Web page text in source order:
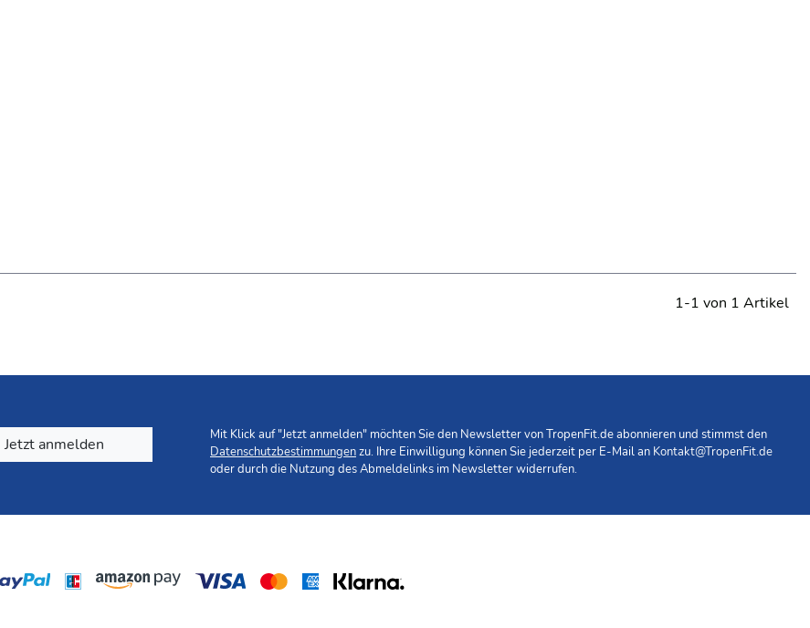
1-1 von 1 Artikel
Jetzt anmelden
Mit Klick auf "Jetzt anmelden" möchten Sie den Newsletter von TropenFit.de abonnieren und stimmst den
Datenschutzbestimmungenzu. Ihre Einwilligung können Sie jederzeit per E-Mail an Kontakt@TropenFit.de
oder durch die Nutzung des Abmeldelinks im Newsletter widerrufen.